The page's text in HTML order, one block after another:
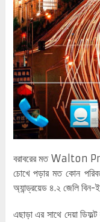
বরাবরের মত Walton
চোখে পড়ার মত কোন
অ্যান্ড্রয়েড ৪.২ জেলি বিন-
এছাড়া এর সাথে দেয়া